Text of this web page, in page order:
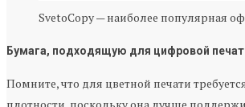
SvetoCopy — наиболее популярная
Бумага, подходящую для цифровой
Помните, что для цветной печати